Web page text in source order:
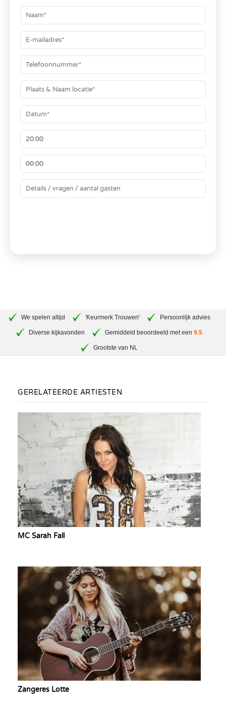
We spelen altijd 'Keurmerk Trouwen' Persoonlijk advies
Diverse kijkavonden Gemiddeld beoordeeld met een 9.5
Grootste van NL
GERELATEERDE ARTIESTEN
MC Sarah Fall
Zangeres Lotte